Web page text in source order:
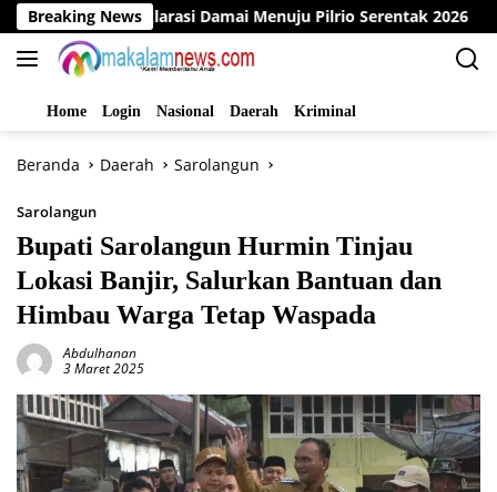
Langsung
ke
konten
Breaking News
Deklarasi Damai Menuju Pilrio Serentak 2026
Home Login Nasional Daerah Kriminal
Beranda Daerah Sarolangun
Sarolangun
Bupati Sarolangun Hurmin Tinjau
Lokasi Banjir, Salurkan Bantuan dan
Himbau Warga Tetap Waspada
Abdulhanan
3 Maret 2025